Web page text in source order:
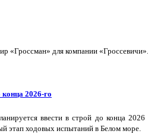
«Гроссман» для компании
2026-го
ввести в строй до конца
этап ходовых испытаний в Белом море.